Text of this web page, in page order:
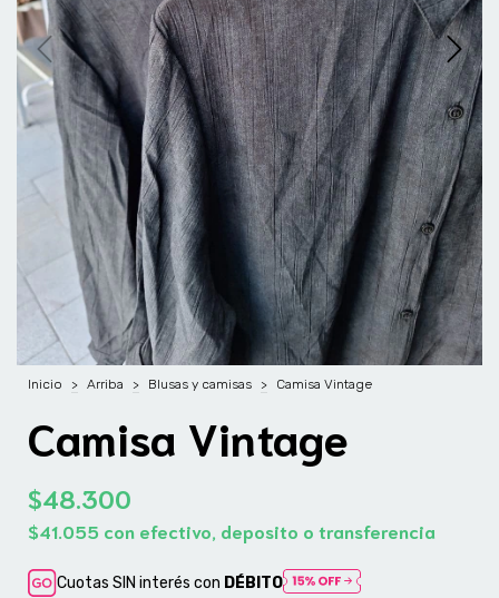
Inicio > Arriba > Blusas y camisas > Camisa Vintage
Camisa Vintage
$48.300
$41.055 con efectivo, deposito o transferencia
Cuotas SIN interés con DÉBITO